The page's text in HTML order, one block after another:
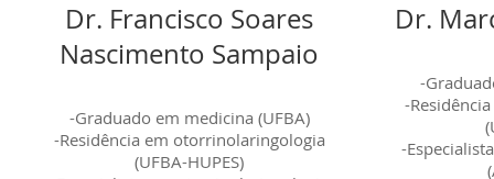
Dr. Francisco Soares
Nascimento Sampaio
-Graduado em medicina (UFBA)
-Residência em otorrinolaringologia
(UFBA-HUPES)
Dr.
-
-
-